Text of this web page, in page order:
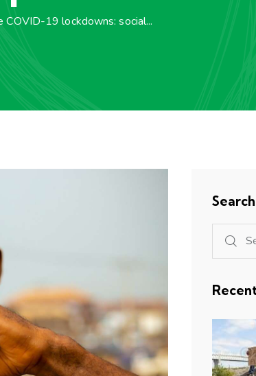
COVID-19 lockdowns: social...
Search